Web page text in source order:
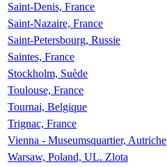
Saint-Denis, France
Saint-Nazaire, France
Saint-Petersbourg, Russie
Saintes, France
Stockholm, Suède
Toulouse, France
Tournai, Belgique
Trignac, France
Vienna - Museumsquartier, Autriche
Warsaw, Poland, UL. Zlota